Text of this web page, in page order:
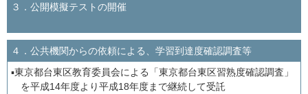
３．公開模擬テストの開催
４．公共機関からの依頼による、学習到達度確認調査等
▪東京都台東区教育委員会による「東京都台東区習熟度確認調査」
を平成14年度より平成18年度まで継続して受託